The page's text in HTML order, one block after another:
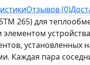
Отзывов (0)
265) для
установленных
Каждая пара